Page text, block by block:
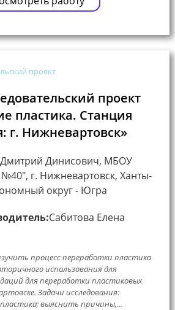
проект
проект
пластика. Станция
г. Нижневартовск»
Дмитрий Динисович, МБОУ
г. Нижневартовск, Ханты-
округ - Югра
Сабитова Елена
процесс переработки пластика
использования для
для переработки пластиковых
Задачи исследования:
выяснить причины,...